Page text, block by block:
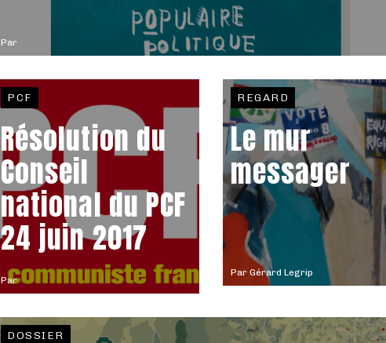
Par
Par
PCF
Résolution du
Conseil
national du PCF
24 juin 2017
Par Gérard Legrip
REGARD
Le mur
messager
DOSSIER